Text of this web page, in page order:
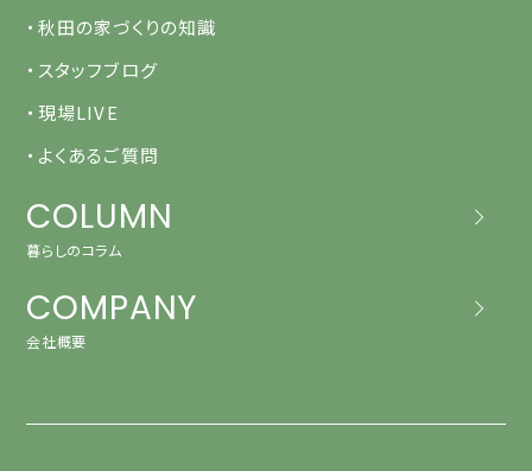
・秋田の家づくりの知識
・スタッフブログ
・現場LIVE
・よくあるご質問
COLUMN
暮らしのコラム
COMPANY
会社概要